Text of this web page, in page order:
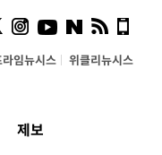
임뉴시스 위클리뉴시스
제보
호선 출퇴근 혼잡,
국비지원 필요"